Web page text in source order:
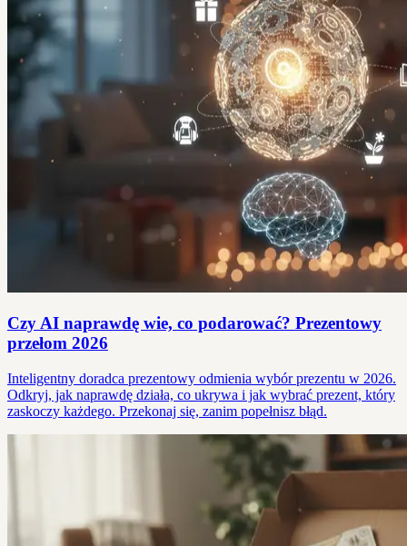
Czy AI naprawdę wie, co podarować? Prezentowy
przełom 2026
Inteligentny doradca prezentowy odmienia wybór prezentu w 2026.
Odkryj, jak naprawdę działa, co ukrywa i jak wybrać prezent, który
zaskoczy każdego. Przekonaj się, zanim popełnisz błąd.